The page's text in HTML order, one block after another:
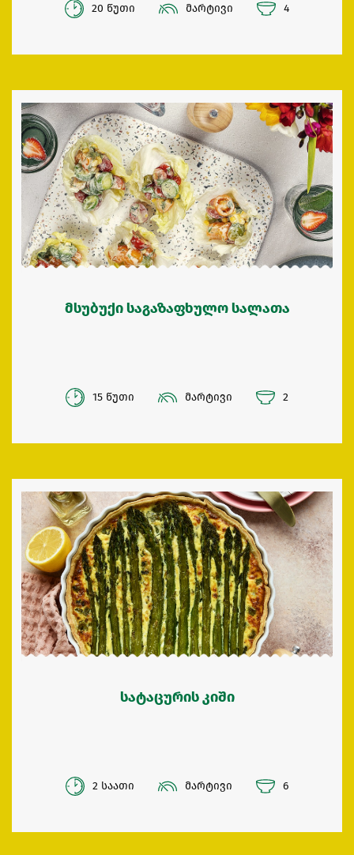
20 წუთი მარტივი 4
მსუბუქი საგაზაფხულო სალათა
15 წუთი მარტივი 2
სატაცურის კიში
2 საათი მარტივი 6